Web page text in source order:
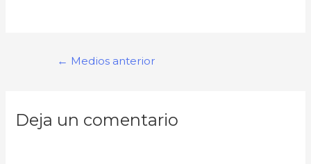
← Medios anterior
Deja un comentario